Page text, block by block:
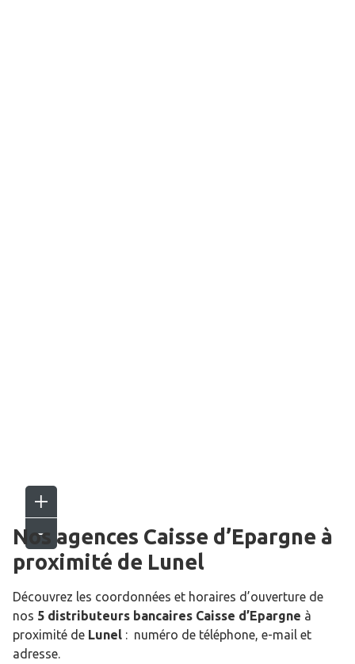
Nos agences Caisse d’Epargne à
proximité de Lunel
Découvrez les coordonnées et horaires d’ouverture de
nos 5 distributeurs bancaires Caisse d’Epargne à
proximité de Lunel : numéro de téléphone, e-mail et
adresse.